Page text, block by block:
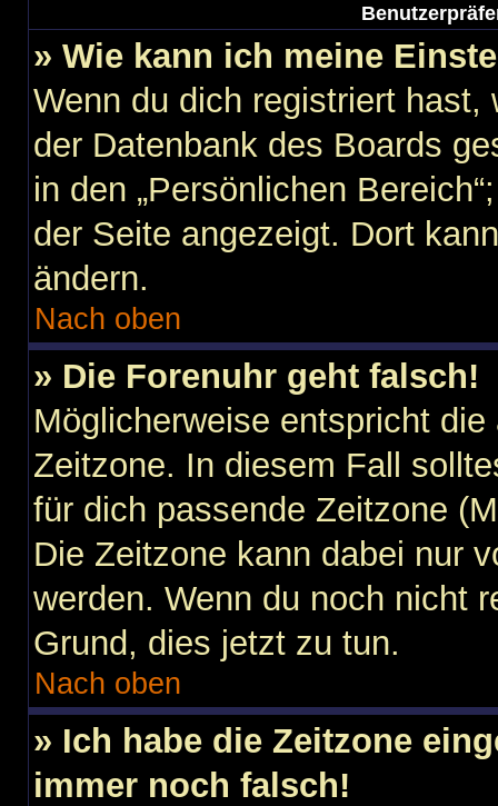
» Wie kann ich meine
Wenn du dich registriert
der Datenbank des Boards
in den „Persönlichen
der Seite angezeigt. Dort
ändern.
Nach oben
» Die Forenuhr geht falsch!
Möglicherweise entspricht
Zeitzone. In diesem Fall
für dich passende Zeitzone
Die Zeitzone kann dabei nur
werden. Wenn du noch nicht
Grund, dies jetzt zu tun.
Nach oben
» Ich habe die Zeitzone
immer noch falsch!